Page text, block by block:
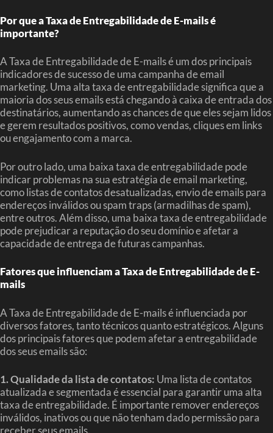
Por que a Taxa de Entregabilidade de E-mails é
importante?
A Taxa de Entregabilidade de E-mails é um dos principais
indicadores de sucesso de uma campanha de email
marketing. Uma alta taxa de entregabilidade significa que a
maioria dos seus emails está chegando à caixa de entrada dos
destinatários, aumentando as chances de que eles sejam lidos
e gerem resultados positivos, como vendas, cliques em links
ou engajamento com a marca.
Por outro lado, uma baixa taxa de entregabilidade pode
indicar problemas na sua estratégia de email marketing,
como listas de contatos desatualizadas, envio de emails para
endereços inválidos ou spam traps (armadilhas de spam),
entre outros. Além disso, uma baixa taxa de entregabilidade
pode prejudicar a reputação do seu domínio e afetar a
capacidade de entrega de futuras campanhas.
Fatores que influenciam a Taxa de Entregabilidade de E-
mails
A Taxa de Entregabilidade de E-mails é influenciada por
diversos fatores, tanto técnicos quanto estratégicos. Alguns
dos principais fatores que podem afetar a entregabilidade
dos seus emails são:
1. Qualidade da lista de contatos: Uma lista de contatos
atualizada e segmentada é essencial para garantir uma alta
taxa de entregabilidade. É importante remover endereços
inválidos, inativos ou que não tenham dado permissão para
receber seus emails.